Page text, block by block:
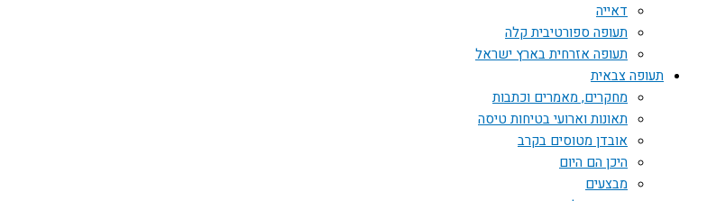
דאייה
תעופה ספורטיבית קלה
תעופה אזרחית בארץ ישראל
תעופה צבאית
מחקרים, מאמרים וכתבות
תאונות וארועי בטיחות טיסה
אובדן מטוסים בקרב
היכן הם היום
מבצעים